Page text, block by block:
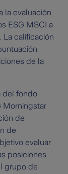
la evaluación
ESG MSCI a
La calificación
de la
del fondo
Morningstar
de
de
evaluar
posiciones
grupo de